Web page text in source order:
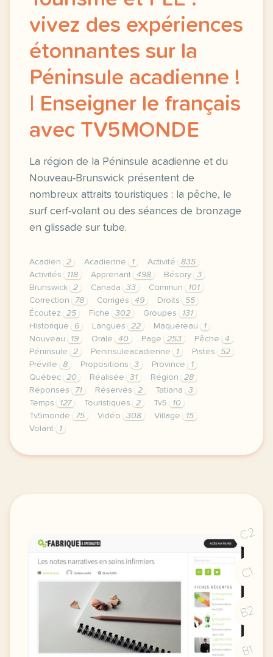
vivez des expériences
étonnantes sur la
Péninsule acadienne !
| Enseigner le français
avec TV5MONDE
La région de la Péninsule acadienne et du
Nouveau-Brunswick présentent de
nombreux attraits touristiques : la pêche, le
surf cerf-volant ou des séances de bronzage
en glissade sur tube.
Acadien 2 Acadienne 1 Activité
835
Activités
118 Apprenant 498 Bésory
3
Brunswick
2 Canada 33 Commun
101
Correction
78 Corrigés 49 Droits
55
Écoutez
25 Fiche 302 Groupes
131
Historique
6 Langues 22 Maquereau
1
Nouveau
19 Orale 40 Page 253 Pêche
4
Péninsule
2 Peninsuleacadienne 1 Pistes
52
Préville
8 Propositions 3 Province
1
Québec
20 Réalisée 31 Région
28
Réponses
71 Réservés 2 Tatiana
3
Temps
127 Touristiques 2 Tv5
10
Tv5monde
75 Vidéo 308 Village
15
Volant
1
le respect de votre vie privee est une priorite
C2
C1
B2
B1